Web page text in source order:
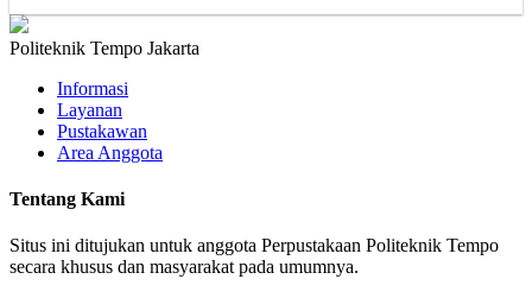
Politeknik Tempo Jakarta
Informasi
Layanan
Pustakawan
Area Anggota
Tentang Kami
Situs ini ditujukan untuk anggota Perpustakaan Politeknik Tempo
secara khusus dan masyarakat pada umumnya.